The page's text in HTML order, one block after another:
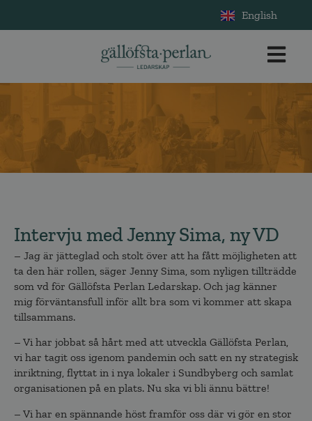
English
Intervju med Jenny Sima, ny VD
– Jag är jätteglad och stolt över att ha fått möjligheten att
ta den här rollen, säger Jenny Sima, som nyligen tillträdde
som vd för Gällöfsta Perlan Ledarskap. Och jag känner
mig förväntansfull inför allt bra som vi kommer att skapa
tillsammans.
– Vi har jobbat så hårt med att utveckla Gällöfsta Perlan,
vi har tagit oss igenom pandemin och satt en ny strategisk
inriktning, flyttat in i nya lokaler i Sundbyberg och samlat
organisationen på en plats. Nu ska vi bli ännu bättre!
– Vi har en spännande höst framför oss där vi gör en stor